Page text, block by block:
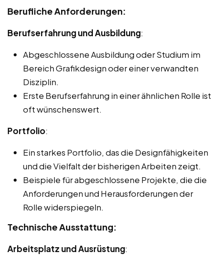
Berufliche Anforderungen:
Berufserfahrung und Ausbildung:
Abgeschlossene Ausbildung oder Studium im
Bereich Grafikdesign oder einer verwandten
Disziplin.
Erste Berufserfahrung in einer ähnlichen Rolle ist
oft wünschenswert.
Portfolio:
Ein starkes Portfolio, das die Designfähigkeiten
und die Vielfalt der bisherigen Arbeiten zeigt.
Beispiele für abgeschlossene Projekte, die die
Anforderungen und Herausforderungen der
Rolle widerspiegeln.
Technische Ausstattung:
Arbeitsplatz und Ausrüstung: